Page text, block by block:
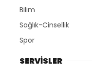
Bilim
Sağlık-Cinsellik
Spor
SERVİSLER